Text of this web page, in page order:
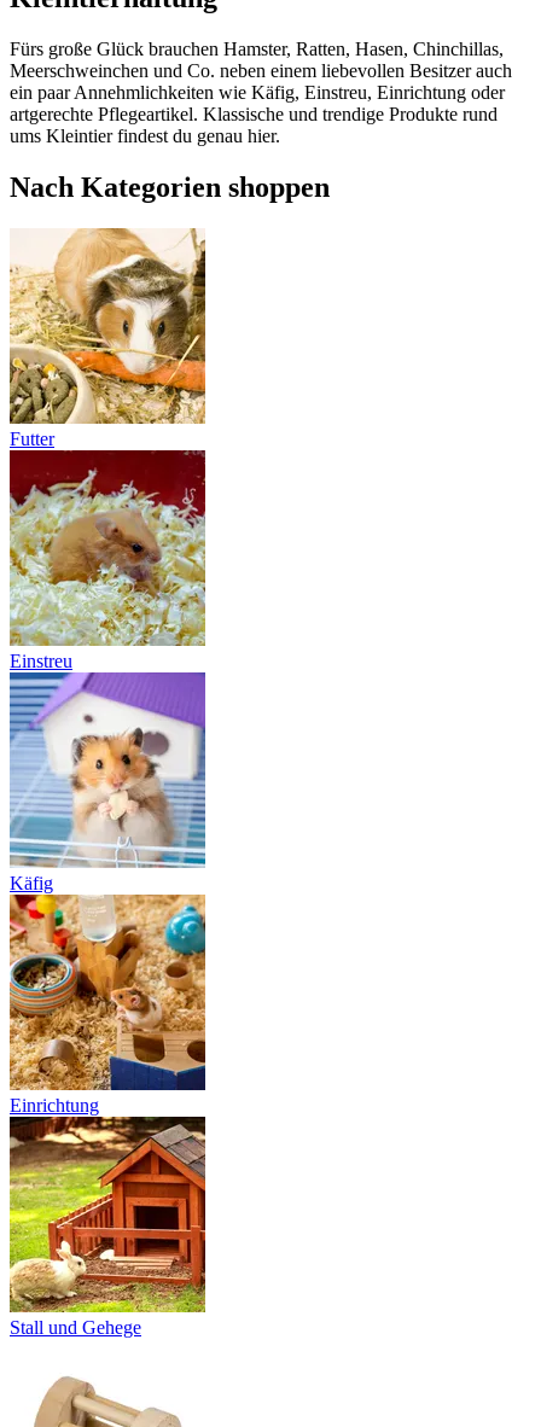
Fürs große Glück brauchen Hamster, Ratten, Hasen, Chinchillas,
Meerschweinchen und Co. neben einem liebevollen Besitzer auch
ein paar Annehmlichkeiten wie Käfig, Einstreu, Einrichtung oder
artgerechte Pflegeartikel. Klassische und trendige Produkte rund
ums Kleintier findest du genau hier.
Nach Kategorien shoppen
Futter
Einstreu
Käfig
Einrichtung
Stall und Gehege